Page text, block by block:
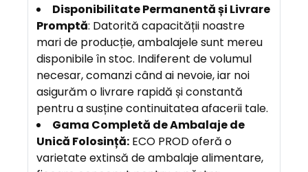
Disponibilitate Permanentă și Livrare
Promptă: Datorită capacității noastre
mari de producție, ambalajele sunt mereu
disponibile în stoc. Indiferent de volumul
necesar, comanzi când ai nevoie, iar noi
asigurăm o livrare rapidă și constantă
pentru a susține continuitatea afacerii tale.
Gama Completă de Ambalaje de
Unică Folosință: ECO PROD oferă o
varietate extinsă de ambalaje alimentare,